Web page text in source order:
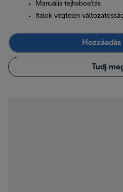
Manuális tejhabosítás
Italok végtelen
Tudj